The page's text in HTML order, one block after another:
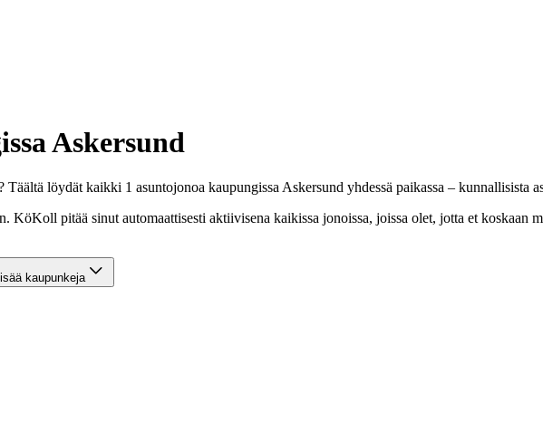
Askersund
löydät kaikki 1 asuntojonoa kaupungissa Askersund yhdessä paikassa – kunnallisista
pitää sinut automaattisesti aktiivisena kaikissa jonoissa, joissa olet, jotta et koskaan
Lisää kaupunkeja